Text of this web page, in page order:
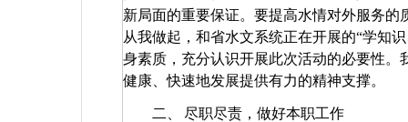
新局面的重要保证。要提高水情对外服务
从我做起，和省水文系统正在开展的“学知
身素质，充分认识开展此次活动的必要性
健康、快速地发展提供有力的精神支撑。
二、 尽职尽责，做好本职工作